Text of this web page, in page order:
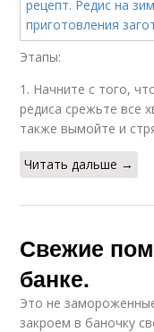
Этапы:
1. Начните с того,
редиса срежьте все
также вымойте и
Читать дальше →
Свежие
банке.
Это не
закроем в баночку